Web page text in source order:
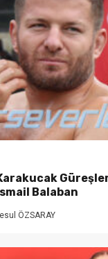
Balaban
ÖZSARAY